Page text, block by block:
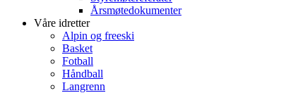
Årsmøtedokumenter
Våre idretter
Alpin og freeski
Basket
Fotball
Håndball
Langrenn